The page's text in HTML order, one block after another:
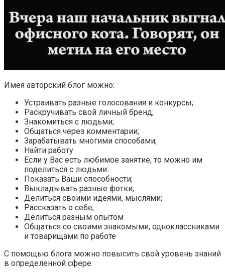
Имея авторский блог можно:
Устраивать разные голосования и конкурсы;
Раскручивать свой личный бренд;
Знакомиться с людьми;
Общаться через комментарии;
Зарабатывать многими способами;
Найти работу.
Если у Вас есть любимое занятие, то можно им
поделиться с людьми:
Показать Ваши способности;
Выкладывать разные фотки;
Делиться своими идеями, мыслями;
Рассказать о себе;
Делиться разным опытом
Общаться со своими знакомыми, одноклассниками
и товарищами по работе
С помощью блога можно повысить свой уровень знаний
в определенной сфере.